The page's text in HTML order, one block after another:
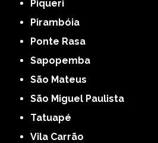
Piqueri
Pirambóia
Ponte Rasa
Sapopemba
São Mateus
São Miguel Paulista
Tatuapé
Vila Carrão